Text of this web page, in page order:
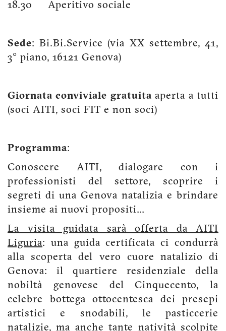
18.30
Aperitivo sociale
Sede: Bi.Bi.Service (via XX settembre, 41,
3° piano, 16121 Genova)
Giornata conviviale gratuita aperta a tutti
(soci AITI, soci FIT e non soci)
Programma:
Conoscere AITI, dialogare con i
professionisti del settore, scoprire i
segreti di una Genova natalizia e brindare
insieme ai nuovi propositi…
La visita guidata sarà offerta da AITI
Liguria: una guida certificata ci condurrà
alla scoperta del vero cuore natalizio di
Genova: il quartiere residenziale della
nobiltà genovese del Cinquecento, la
celebre bottega ottocentesca dei presepi
artistici e snodabili, le pasticcerie
natalizie, ma anche tante natività scolpite